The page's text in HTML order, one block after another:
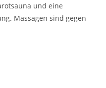
und eine
Massagen sind gegen